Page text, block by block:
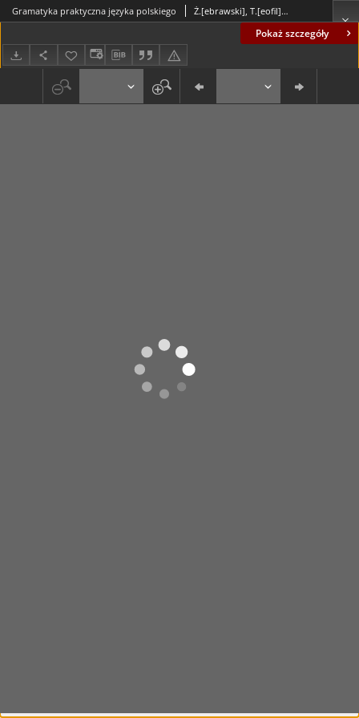
Pokaż szczegóły
Gramatyka praktyczna języka polskiego Ż.[ebrawski], T.[eofil] (1800-1887)